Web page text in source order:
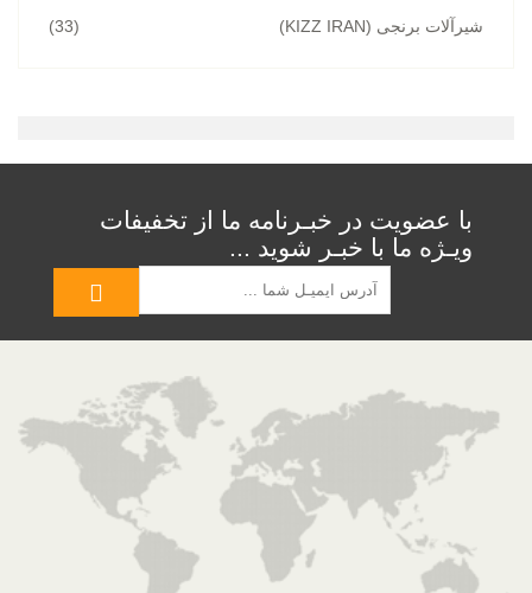
(33)
شیرآلات برنجی (KIZZ IRAN)
با عضویت در خبـرنامه ما از تخفیفات
ویـژه ما با خبـر شوید ...